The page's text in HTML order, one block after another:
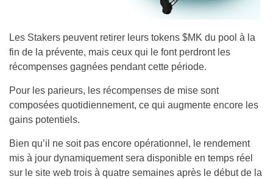
Les Stakers peuvent retirer leurs tokens $MK du pool à la
fin de la prévente, mais ceux qui le font perdront les
récompenses gagnées pendant cette période.
Pour les parieurs, les récompenses de mise sont
composées quotidiennement, ce qui augmente encore les
gains potentiels.
Bien qu’il ne soit pas encore opérationnel, le rendement
mis à jour dynamiquement sera disponible en temps réel
sur le site web trois à quatre semaines après le début de la